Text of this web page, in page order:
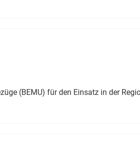
(BEMU) für den Einsatz in der